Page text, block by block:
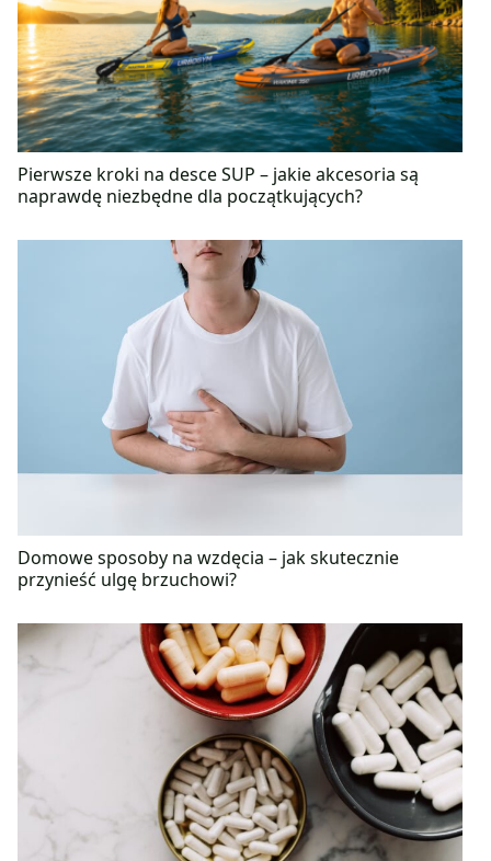
Pierwsze kroki na desce SUP – jakie akcesoria są
naprawdę niezbędne dla początkujących?
Domowe sposoby na wzdęcia – jak skutecznie
przynieść ulgę brzuchowi?